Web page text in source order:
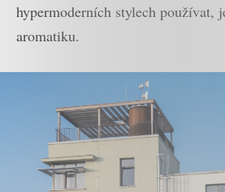
hypermoderních stylech používat,
aromatiku.